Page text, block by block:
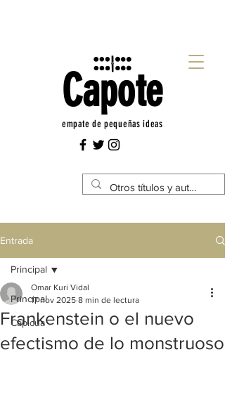
Capote
empate de pequeñas ideas
Entrada
Principal
Capicúa
Principal
Frankenstein o el nuevo
efectismo de lo monstruoso
Omar Kuri Vidal
17 nov 2025 8 min de lectura